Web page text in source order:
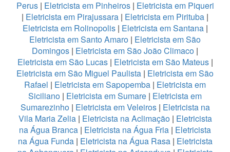
Perus| Eletricista em Pinheiros| Eletricista em Piqueri
| Eletricista em Pirajussara | Eletricista em Pirituba |
Eletricista em Rolinopolis| Eletricista em Santana|
Eletricista em Santo Amaro | Eletricista em São
Domingos | Eletricista em São João Climaco |
Eletricista em São Lucas| Eletricista em São Mateus |
Eletricista em São Miguel Paulista | Eletricista em São
Rafael | Eletricista em Sapopemba | Eletricista em
Siciliano | Eletricista em Sumare | Eletricista em
Sumarezinho| Eletricista em Veleiros| Eletricista na
Vila Maria Zelia| Eletricista na Aclimação| Eletricista
na Água Branca | Eletricista na Água Fria | Eletricista
na Água Funda| Eletricista na Água Rasa | Eletricista